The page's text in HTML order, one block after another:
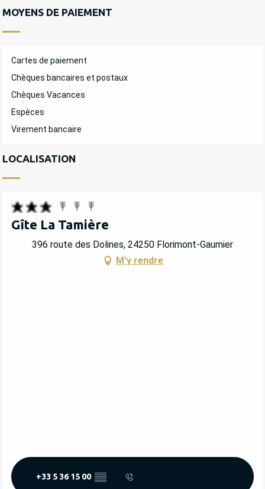
MOYENS DE PAIEMENT
Cartes de paiement
Chèques bancaires et postaux
Chèques Vacances
Espèces
Virement bancaire
LOCALISATION
Gîte La Tamière
396 route des Dolines, 24250 Florimont-Gaumier
M'y rendre
+33 5 36 15 00 ▒▒